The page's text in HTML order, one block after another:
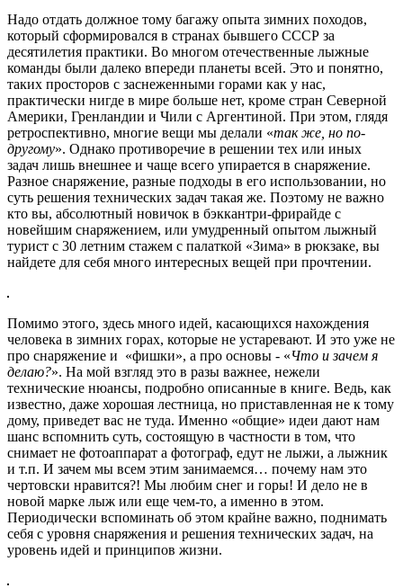
Надо отдать должное тому багажу опыта зимних походов,
который сформировался в странах бывшего СССР за
десятилетия практики. Во многом отечественные лыжные
команды были далеко впереди планеты всей. Это и понятно,
таких просторов с заснеженными горами как у нас,
практически нигде в мире больше нет, кроме стран Северной
Америки, Гренландии и Чили с Аргентиной. При этом, глядя
ретроспективно, многие вещи мы делали «так же, но по-
другому». Однако противоречие в решении тех или иных
задач лишь внешнее и чаще всего упирается в снаряжение.
Разное снаряжение, разные подходы в его использовании, но
суть решения технических задач такая же. Поэтому не важно
кто вы, абсолютный новичок в бэккантри-фрирайде с
новейшим снаряжением, или умудренный опытом лыжный
турист с 30 летним стажем с палаткой «Зима» в рюкзаке, вы
найдете для себя много интересных вещей при прочтении.
Помимо этого, здесь много идей, касающихся нахождения
человека в зимних горах, которые не устаревают. И это уже не
про снаряжение и «фишки», а про основы - «Что и зачем я
делаю?». На мой взгляд это в разы важнее, нежели
технические нюансы, подробно описанные в книге. Ведь, как
известно, даже хорошая лестница, но приставленная не к тому
дому, приведет вас не туда. Именно «общие» идеи дают нам
шанс вспомнить суть, состоящую в частности в том, что
снимает не фотоаппарат а фотограф, едут не лыжи, а лыжник
и т.п. И зачем мы всем этим занимаемся… почему нам это
чертовски нравится?! Мы любим снег и горы! И дело не в
новой марке лыж или еще чем-то, а именно в этом.
Периодически вспоминать об этом крайне важно, поднимать
себя с уровня снаряжения и решения технических задач, на
уровень идей и принципов жизни.